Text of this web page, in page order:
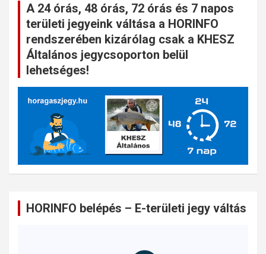
A 24 órás, 48 órás, 72 órás és 7 napos
területi jegyeink váltása a HORINFO
rendszerében kizárólag csak a KHESZ
Általános jegycsoporton belül
lehetséges!
HORINFO belépés – E-területi jegy váltás